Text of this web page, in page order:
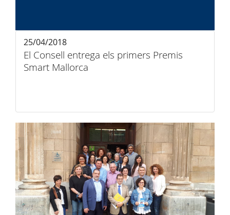
El Consell entrega els primers Premis
Smart Mallorca
25/04/2018